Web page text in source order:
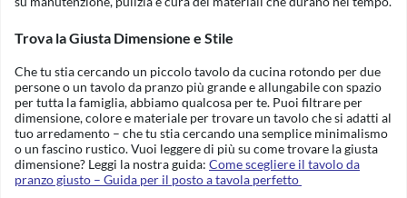
Trova la Giusta Dimensione e Stile
Che tu stia cercando un piccolo tavolo da cucina rotondo per due
persone o un tavolo da pranzo più grande e allungabile con spazio
per tutta la famiglia, abbiamo qualcosa per te. Puoi filtrare per
dimensione, colore e materiale per trovare un tavolo che si adatti al
tuo arredamento – che tu stia cercando una semplice minimalismo
o un fascino rustico. Vuoi leggere di più su come trovare la giusta
dimensione? Leggi la nostra guida: Come scegliere il tavolo da
pranzo giusto – Guida per il posto a tavola perfetto